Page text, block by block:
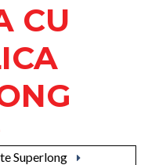
CU
Superlong